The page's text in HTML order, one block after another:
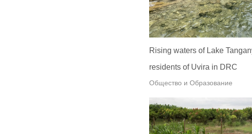
Rising waters of Lake
residents of Uvira in DRC
Общество и Образование